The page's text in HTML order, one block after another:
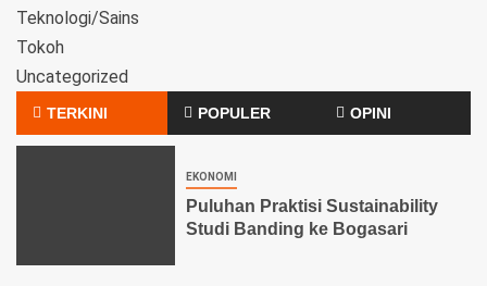
Teknologi/Sains
Tokoh
Uncategorized
TERKINI POPULER OPINI
EKONOMI
Puluhan Praktisi Sustainability
Studi Banding ke Bogasari